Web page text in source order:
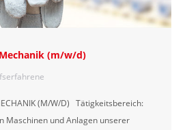
(m/w/d)
(M/W/D) Tätigkeitsbereich:
Maschinen und Anlagen unserer